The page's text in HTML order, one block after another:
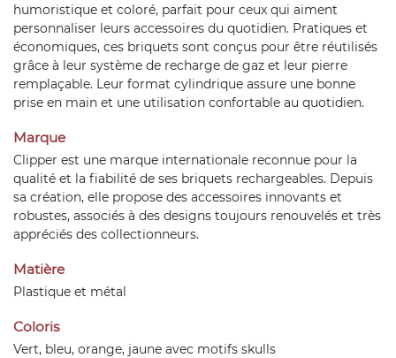
humoristique et coloré, parfait pour ceux qui aiment
personnaliser leurs accessoires du quotidien. Pratiques et
économiques, ces briquets sont conçus pour être réutilisés
grâce à leur système de recharge de gaz et leur pierre
remplaçable. Leur format cylindrique assure une bonne
prise en main et une utilisation confortable au quotidien.
Marque
Clipper est une marque internationale reconnue pour la
qualité et la fiabilité de ses briquets rechargeables. Depuis
sa création, elle propose des accessoires innovants et
robustes, associés à des designs toujours renouvelés et très
appréciés des collectionneurs.
Matière
Plastique et métal
Coloris
Vert, bleu, orange, jaune avec motifs skulls